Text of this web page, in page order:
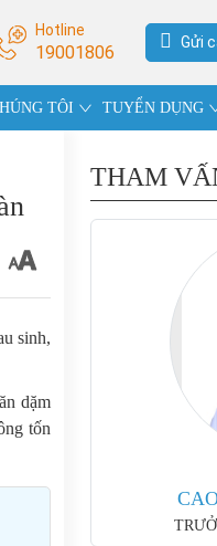
Hotline
19001806 Gửi
TÔI TUYỂN DỤNG
sinh,
dặm
tốn
THAM